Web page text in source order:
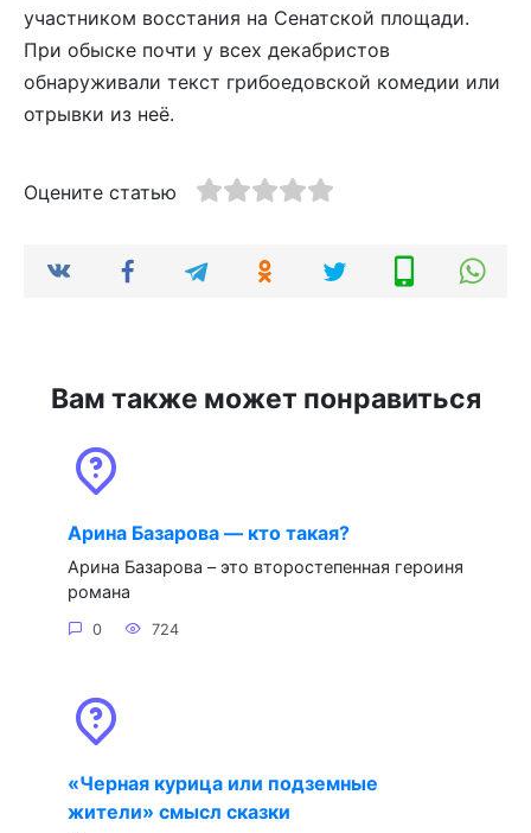
участником восстания на Сенатской площади.
При обыске почти у всех декабристов
обнаруживали текст грибоедовской комедии или
отрывки из неё.
Оцените статью
Вам также может понравиться
Арина Базарова — кто такая?
Арина Базарова – это второстепенная героиня
романа
0 724
«Черная курица или подземные
жители» смысл сказки